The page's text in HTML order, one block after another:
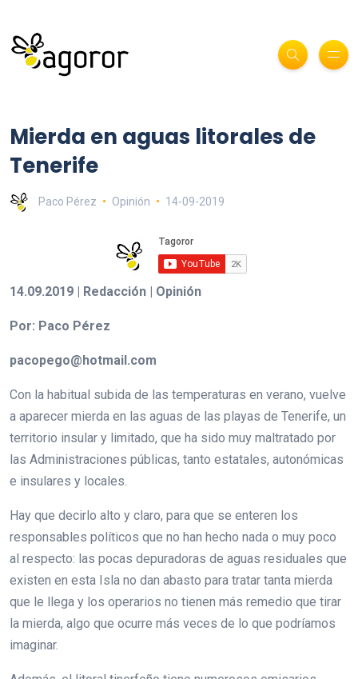
Mierda en aguas litorales de
Tenerife
Paco Pérez Opinión 14-09-2019
14.09.2019 | Redacción | Opinión
Por: Paco Pérez
pacopego@hotmail.com
Con la habitual subida de las temperaturas en verano, vuelve
a aparecer mierda en las aguas de las playas de Tenerife, un
territorio insular y limitado, que ha sido muy maltratado por
las Administraciones públicas, tanto estatales, autonómicas
e insulares y locales.
Hay que decirlo alto y claro, para que se enteren los
responsables políticos que no han hecho nada o muy poco
al respecto: las pocas depuradoras de aguas residuales que
existen en esta Isla no dan abasto para tratar tanta mierda
que le llega y los operarios no tienen más remedio que tirar
la mierda, algo que ocurre más veces de lo que podríamos
imaginar.